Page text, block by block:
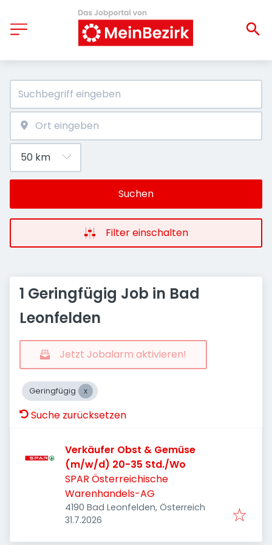
Suchen
Filter einschalten
1 Geringfügig Job in Bad
Leonfelden
Jetzt Jobalarm aktivieren!
Geringfügig
Suche zurücksetzen
Verkäufer Obst & Gemüse
(m/w/d) 20-35 Std./Wo
SPAR Österreichische
Warenhandels-AG
4190 Bad Leonfelden, Österreich
Veröffentlicht
31.7.2026